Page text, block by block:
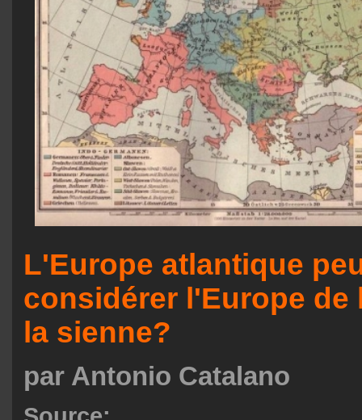
L'Europe atlantique
considérer l'Europe de
la sienne?
par Antonio Catalano